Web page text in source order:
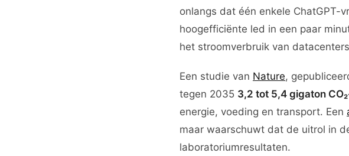
onlangs dat één enkele ChatGPT-
hoogefficiënte led in een paar
het stroomverbruik van
Een studie van Nature,
tegen 2035 3,2 tot 5,4 gigaton
energie, voeding en transport. Een
maar waarschuwt dat de uitrol in
laboratoriumresultaten.